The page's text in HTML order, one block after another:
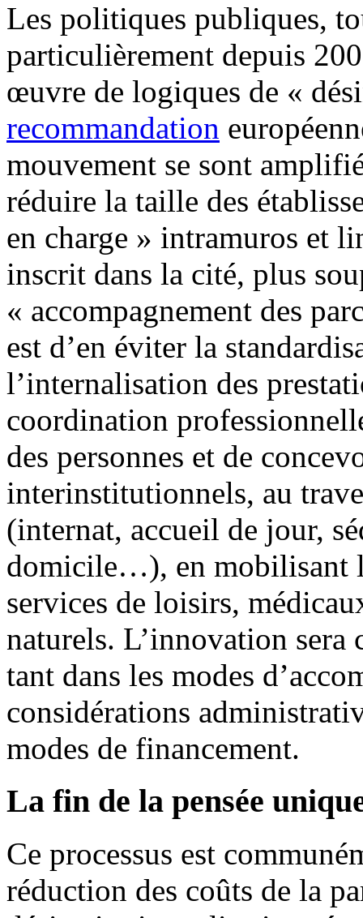
Les politiques publiques,
particulièrement depuis
œuvre de logiques de «
recommandation
mouvement se sont
réduire la taille des
en charge » intramuros et
inscrit dans la cité, plus
« accompagnement des
est d’en éviter la
l’internalisation des
coordination
des personnes et de
interinstitutionnels, au
(internat, accueil de jour,
domicile…), en mobilisant
services de loisirs,
naturels. L’innovation sera
tant dans les modes
considérations
modes de financement.
La fin de la pensée
Ce processus est
réduction des coûts de la